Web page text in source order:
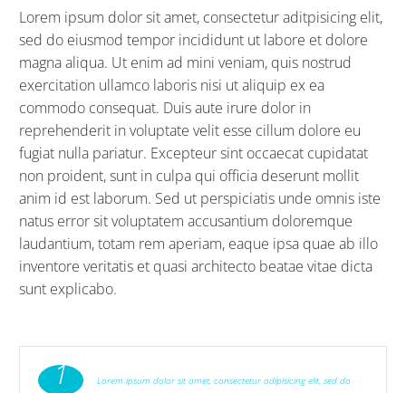
Lorem ipsum dolor sit amet, consectetur aditpisicing elit,
sed do eiusmod tempor incididunt ut labore et dolore
magna aliqua. Ut enim ad mini veniam, quis nostrud
exercitation ullamco laboris nisi ut aliquip ex ea
commodo consequat. Duis aute irure dolor in
reprehenderit in voluptate velit esse cillum dolore eu
fugiat nulla pariatur. Excepteur sint occaecat cupidatat
non proident, sunt in culpa qui officia deserunt mollit
anim id est laborum. Sed ut perspiciatis unde omnis iste
natus error sit voluptatem accusantium doloremque
laudantium, totam rem aperiam, eaque ipsa quae ab illo
inventore veritatis et quasi architecto beatae vitae dicta
sunt explicabo.
1
Lorem ipsum dolor sit amet, consectetur adipisicing elit, sed do